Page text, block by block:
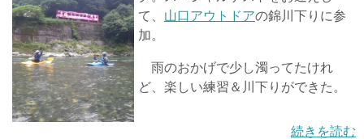
て、 山口アウトドアの錦川下りに参
加。
雨のおかげで少し濁ってたけれ
ど、楽しい練習＆川下りができた。
続きを読む